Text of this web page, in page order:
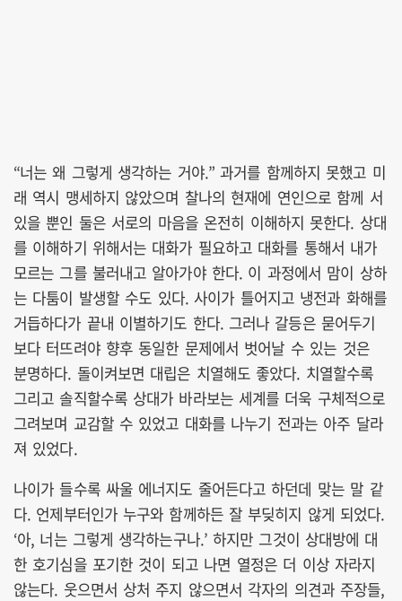
“너는 왜 그렇게 생각하는 거야.” 과거를 함께하지 못했고 미
래 역시 맹세하지 않았으며 찰나의 현재에 연인으로 함께 서
있을 뿐인 둘은 서로의 마음을 온전히 이해하지 못한다. 상대
를 이해하기 위해서는 대화가 필요하고 대화를 통해서 내가
모르는 그를 불러내고 알아가야 한다. 이 과정에서 맘이 상하
는 다툼이 발생할 수도 있다. 사이가 틀어지고 냉전과 화해를
거듭하다가 끝내 이별하기도 한다. 그러나 갈등은 묻어두기
보다 터뜨려야 향후 동일한 문제에서 벗어날 수 있는 것은
분명하다. 돌이켜보면 대립은 치열해도 좋았다. 치열할수록
그리고 솔직할수록 상대가 바라보는 세계를 더욱 구체적으로
그려보며 교감할 수 있었고 대화를 나누기 전과는 아주 달라
져 있었다.
나이가 들수록 싸울 에너지도 줄어든다고 하던데 맞는 말 같
다. 언제부터인가 누구와 함께하든 잘 부딪히지 않게 되었다.
‘아, 너는 그렇게 생각하는구나.’ 하지만 그것이 상대방에 대
한 호기심을 포기한 것이 되고 나면 열정은 더 이상 자라지
않는다. 웃으면서 상처 주지 않으면서 각자의 의견과 주장들,